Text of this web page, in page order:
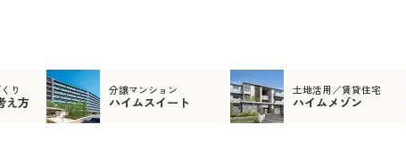
り
え方
分譲マンション
ハイムスイート
土地活用／賃貸住宅
ハイムメゾン